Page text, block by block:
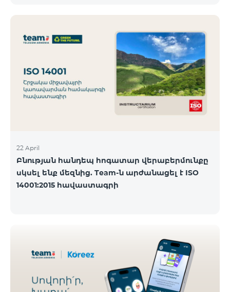
Բնականուն գրաֆիկը Մայիսի 11-ի փոփոխված
գրաֆիկը Երևան Կիլիկիա 09:00-18:00 09:00-17:00
Երևան Անդրանիկ 09:00-18:00 09:00-17:00 Երևան
ՀԱԹ 09:00-20:00 09:00-17:00 Երևան Ազատություն
09:00-19:00 09:00-17:00 Երևան Կոմիտաս 1 09:00-
19:00 09:00-17:00 Երևան Դավիթաշեն 09:00-20:00
22 April
Բնության հանդեպ հոգատար վերաբերմունքը
սկսել ենք մեզնից. Team-ն արժանացել է ISO
14001:2015 հավաստագրի